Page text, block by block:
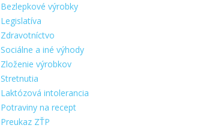
Bezlepkové výrobky
Legislatíva
Zdravotníctvo
Sociálne a iné výhody
Zloženie výrobkov
Stretnutia
Laktózová intolerancia
Potraviny na recept
Preukaz ZŤP